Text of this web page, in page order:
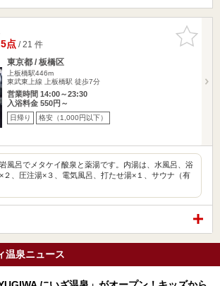
お気に入
りに追加
点/ 21 件
東京都 / 板橋区
上板橋駅446m
東武東上線 上板橋駅 徒歩7分
営業時間 14:00～23:30
入浴料金 550円～
日帰り 格安（1,000円以下）
風呂でメタケイ酸泉と薬湯です。内湯は、水風呂、浴
２、圧注湯×３、電気風呂、打たせ湯×１、サウナ（有
温泉ニュース